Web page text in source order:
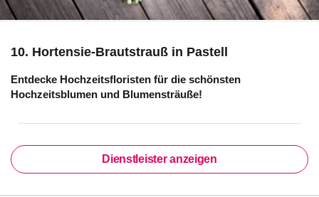
10. Hortensie-Brautstrauß in Pastell
Entdecke Hochzeitsfloristen für die schönsten
Hochzeitsblumen und Blumensträuße!
Dienstleister anzeigen